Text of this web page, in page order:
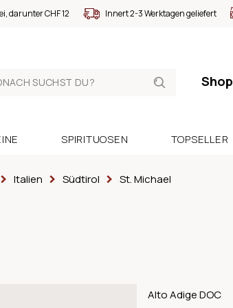
darunter CHF 12 Innert 2-3 Werktagen geliefert
Shop
SPIRITUOSEN TOPSELLER
Italien Südtirol St. Michael
Alto Adige DOC